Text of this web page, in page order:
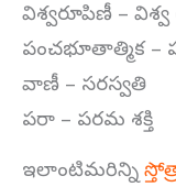
విశ్వరూపిణీ – విశ్వ
పంచభూతాత్మిక –
వాణీ – సరస్వతి
పరా – పరమ శక్తి
ఇలాంటిమరిన్ని